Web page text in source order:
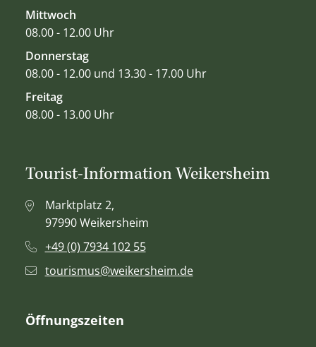
Mittwoch
08.00 - 12.00 Uhr
Donnerstag
08.00 - 12.00 und 13.30 - 17.00 Uhr
Freitag
08.00 - 13.00 Uhr
Tourist-Information Weikersheim
Marktplatz 2,
97990 Weikersheim
+49 (0) 7934 102 55
tourismus@weikersheim.de
Öffnungszeiten